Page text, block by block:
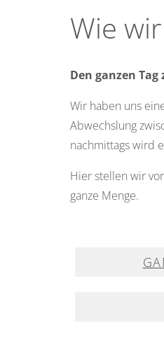
Wie
Den ganzen
Wir haben uns
Abwechslung
nachmittags wird
Hier stellen wir
ganze Menge.